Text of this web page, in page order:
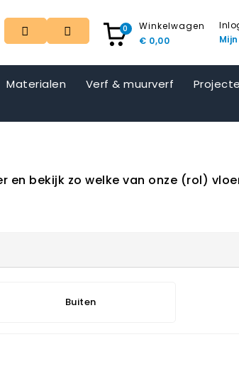
0
Winkelwagen
€ 0,00
Materialen Verf & muurverf
en bekijk zo welke van onze (rol)
Buiten